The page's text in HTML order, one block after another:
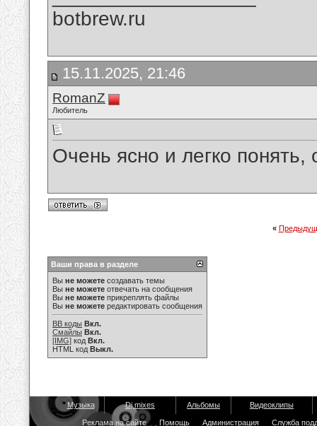
botbrew.ru
15.11.2025, 21:46
RomanZ
Любитель
Очень ясно и легко понять,
«
Ваши права в разделе
Вы не можете создавать темы
Вы не можете отвечать на сообщения
Вы не можете прикреплять файлы
Вы не можете редактировать сообщения
BB коды Вкл.
Смайлы Вкл.
[IMG] код Вкл.
HTML код Выкл.
Музыка Dj mixes Альбомы Видеоклипы
Реклама на сайте Помощь Администрация Служба